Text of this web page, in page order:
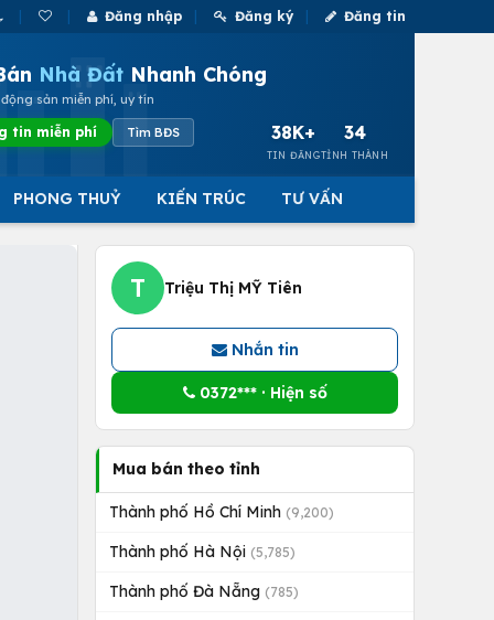
Đăng nhập Đăng ký Đăng tin
Nhà Đất Nhanh Chóng
sản miễn phí, uy tín
tin miễn phí Tìm BĐS 38K+
TIN ĐĂNG
34
TỈNH THÀNH
PHONG THUỶ KIẾN TRÚC TƯ VẤN
T Triệu Thị MỸ Tiên
Nhắn tin
0372*** · Hiện số
Mua bán theo tỉnh
Thành phố Hồ Chí Minh (9,200)
Thành phố Hà Nội (5,785)
Thành phố Đà Nẵng (785)